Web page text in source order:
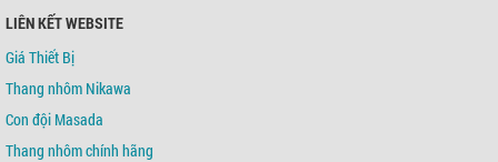
LIÊN KẾT WEBSITE
Giá Thiết Bị
Thang nhôm Nikawa
Con đội Masada
Thang nhôm chính hãng